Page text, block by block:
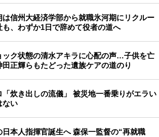
は信州大経済学部から就職氷河期にリクルー
も、わずか1日で辞めて役者の道へ
ック状態の清水アキラに心配の声…子供を亡
田正輝らもたどった遺族ケアの道のり
「炊き出しの流儀」 被災地一番乗りがエラい
ない
日本人指揮官誕生へ 森保一監督の“再就職